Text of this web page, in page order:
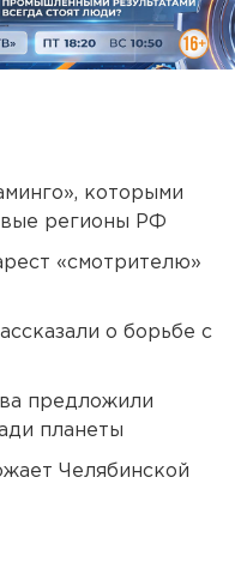
которыми
регионы РФ
«смотрителю»
о борьбе с
предложили
планеты
Челябинской